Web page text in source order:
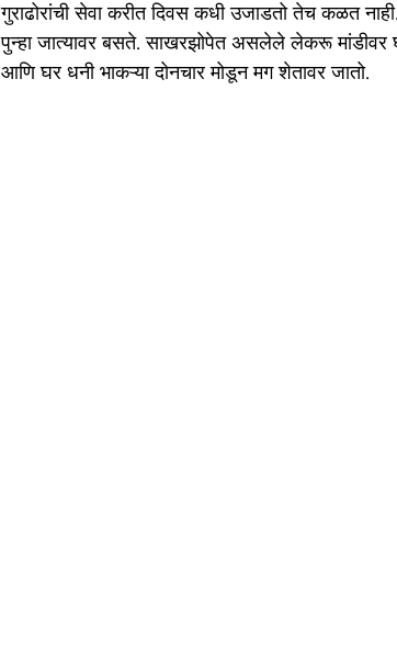
गुराढोरांची सेवा करीत दिवस कधी उजाडतो तेच कळत
पुन्हा जात्यावर बसते. साखरझोपेत असलेले लेकरू मांडीवर
आणि घर धनी भाकऱ्या दोनचार मोडून मग शेतावर जातो.